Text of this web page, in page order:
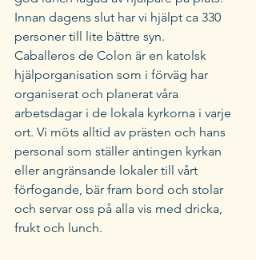
Innan dagens slut har vi hjälpt ca 330
personer till lite bättre syn.
Caballeros de Colon är en katolsk
hjälporganisation som i förväg har
organiserat och planerat våra
arbetsdagar i de lokala kyrkorna i varje
ort. Vi möts alltid av prästen och hans
personal som ställer antingen kyrkan
eller angränsande lokaler till vårt
förfogande, bär fram bord och stolar
och servar oss på alla vis med dricka,
frukt och lunch.